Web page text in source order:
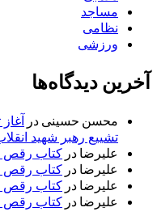
مساجد
نظامی
ورزشی
آخرین دیدگاه‌ها
محسن حسینی در
تشییع رهبر شهید
علیرضا در کتاب رقص
علیرضا در کتاب رقص
علیرضا در کتاب رقص
علیرضا در کتاب رقص